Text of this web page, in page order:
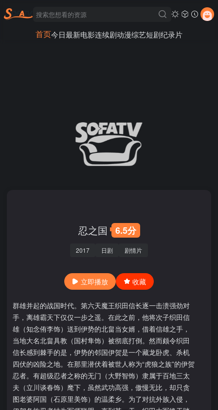
首页今日最新电影连续剧动漫综艺短剧纪录片
忍之国 6.5分
2017 日剧 剧情片
立即播放 收藏
群雄并起的战国时代。第六天魔王织田信长逐一击溃强劲对
手，离雄霸天下仅仅一步之遥。在此之前，他将次子织田信
雄（知念侑李饰）送到伊势的北畠当女婿，借着信雄之手，
当地大名北畠具教（国村隼饰）被彻底打倒。然而颇令织田
信长感到棘手的是，伊势的邻国伊贺是一个藏龙卧虎、杀机
四伏的凶险之地。在那里潜伏着被世人称为“虎狼之族”的伊贺
忍者。有超级忍者之称的无门（大野智饰）隶属于百地三太
夫（立川谈春饰）麾下，虽然武功高强，傲慢无比，却只贪
图老婆阿国（石原里美饰）的温柔乡。为了对抗外族入侵，